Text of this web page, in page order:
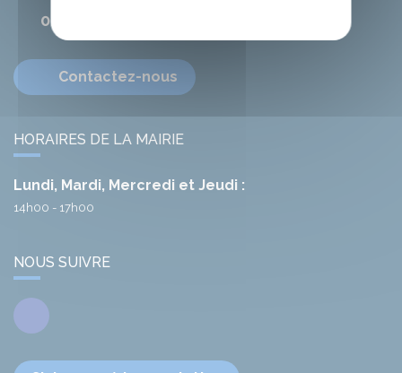
04 68 78 01 41
Contactez-nous
HORAIRES DE LA MAIRIE
Lundi, Mardi, Mercredi et Jeudi :
14h00 - 17h00
NOUS SUIVRE
Facebook